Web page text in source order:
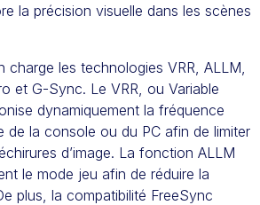
la précision visuelle dans les scènes
charge les technologies VRR, ALLM,
et G-Sync. Le VRR, ou Variable
dynamiquement la fréquence
de la console ou du PC afin de limiter
d’image. La fonction ALLM
le mode jeu afin de réduire la
plus, la compatibilité FreeSync